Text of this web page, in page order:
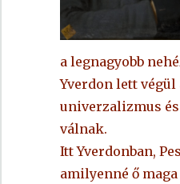
a legnagyobb
Yverdon lett végül
univerzalizmus
válnak.
Itt Yverdonban,
amilyenné ő